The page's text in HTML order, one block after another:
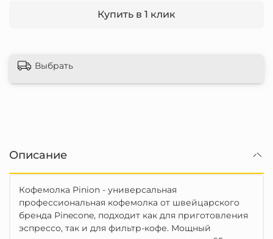
Купить в 1 клик
Выбрать
Описание
Кофемолка Pinion - универсальная
профессиональная кофемолка от швейцарского
бренда Pinecone, подходит как для приготовления
эспрессо, так и для фильтр-кофе. Мощный